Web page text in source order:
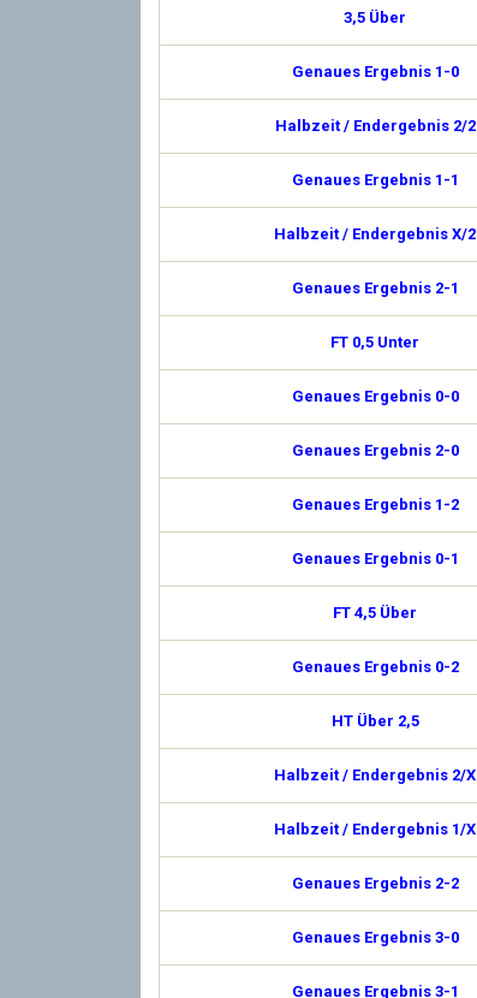
3,5 Über
Genaues Ergebnis 1-0
Halbzeit / Endergebnis 2/2
Genaues Ergebnis 1-1
Halbzeit / Endergebnis X/2
Genaues Ergebnis 2-1
FT 0,5 Unter
Genaues Ergebnis 0-0
Genaues Ergebnis 2-0
Genaues Ergebnis 1-2
Genaues Ergebnis 0-1
FT 4,5 Über
Genaues Ergebnis 0-2
HT Über 2,5
Halbzeit / Endergebnis 2/X
Halbzeit / Endergebnis 1/X
Genaues Ergebnis 2-2
Genaues Ergebnis 3-0
Genaues Ergebnis 3-1